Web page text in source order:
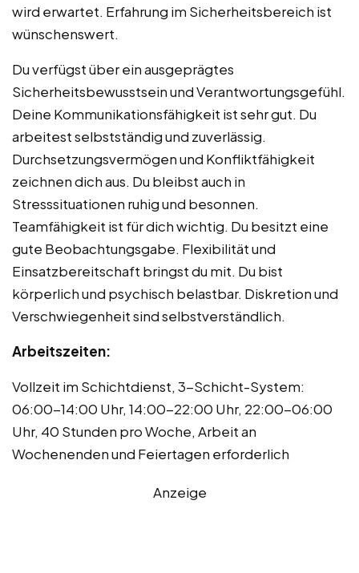
wird erwartet. Erfahrung im Sicherheitsbereich ist
wünschenswert.
Du verfügst über ein ausgeprägtes
Sicherheitsbewusstsein und Verantwortungsgefühl.
Deine Kommunikationsfähigkeit ist sehr gut. Du
arbeitest selbstständig und zuverlässig.
Durchsetzungsvermögen und Konfliktfähigkeit
zeichnen dich aus. Du bleibst auch in
Stresssituationen ruhig und besonnen.
Teamfähigkeit ist für dich wichtig. Du besitzt eine
gute Beobachtungsgabe. Flexibilität und
Einsatzbereitschaft bringst du mit. Du bist
körperlich und psychisch belastbar. Diskretion und
Verschwiegenheit sind selbstverständlich.
Arbeitszeiten:
Vollzeit im Schichtdienst, 3-Schicht-System:
06:00-14:00 Uhr, 14:00-22:00 Uhr, 22:00-06:00
Uhr, 40 Stunden pro Woche, Arbeit an
Wochenenden und Feiertagen erforderlich
Anzeige